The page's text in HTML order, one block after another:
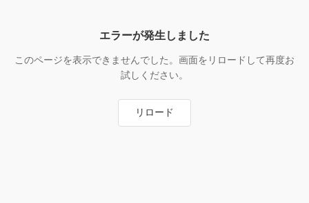
エラーが発生しました
このページを表示できませんでした。画面をリロードして再度お
試しください。
リロード